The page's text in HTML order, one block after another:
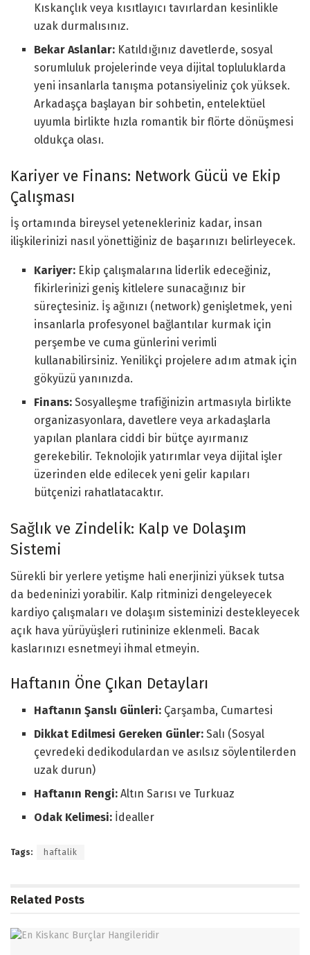
Kıskançlık veya kısıtlayıcı tavırlardan kesinlikle
uzak durmalısınız.
Bekar Aslanlar: Katıldığınız davetlerde, sosyal
sorumluluk projelerinde veya dijital topluluklarda
yeni insanlarla tanışma potansiyeliniz çok yüksek.
Arkadaşça başlayan bir sohbetin, entelektüel
uyumla birlikte hızla romantik bir flörte dönüşmesi
oldukça olası.
Kariyer ve Finans: Network Gücü ve Ekip
Çalışması
İş ortamında bireysel yetenekleriniz kadar, insan
ilişkilerinizi nasıl yönettiğiniz de başarınızı belirleyecek.
Kariyer: Ekip çalışmalarına liderlik edeceğiniz,
fikirlerinizi geniş kitlelere sunacağınız bir
süreçtesiniz. İş ağınızı (network) genişletmek, yeni
insanlarla profesyonel bağlantılar kurmak için
perşembe ve cuma günlerini verimli
kullanabilirsiniz. Yenilikçi projelere adım atmak için
gökyüzü yanınızda.
Finans: Sosyalleşme trafiğinizin artmasıyla birlikte
organizasyonlara, davetlere veya arkadaşlarla
yapılan planlara ciddi bir bütçe ayırmanız
gerekebilir. Teknolojik yatırımlar veya dijital işler
üzerinden elde edilecek yeni gelir kapıları
bütçenizi rahatlatacaktır.
Sağlık ve Zindelik: Kalp ve Dolaşım
Sistemi
Sürekli bir yerlere yetişme hali enerjinizi yüksek tutsa
da bedeninizi yorabilir. Kalp ritminizi dengeleyecek
kardiyo çalışmaları ve dolaşım sisteminizi destekleyecek
açık hava yürüyüşleri rutininize eklenmeli. Bacak
kaslarınızı esnetmeyi ihmal etmeyin.
Haftanın Öne Çıkan Detayları
Haftanın Şanslı Günleri: Çarşamba, Cumartesi
Dikkat Edilmesi Gereken Günler: Salı (Sosyal
çevredeki dedikodulardan ve asılsız söylentilerden
uzak durun)
Haftanın Rengi: Altın Sarısı ve Turkuaz
Odak Kelimesi: İdealler
Tags: haftalik
Related Posts